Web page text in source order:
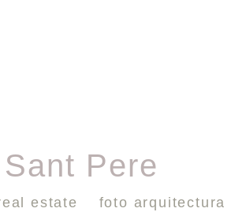
Pere
estate foto arquitectura